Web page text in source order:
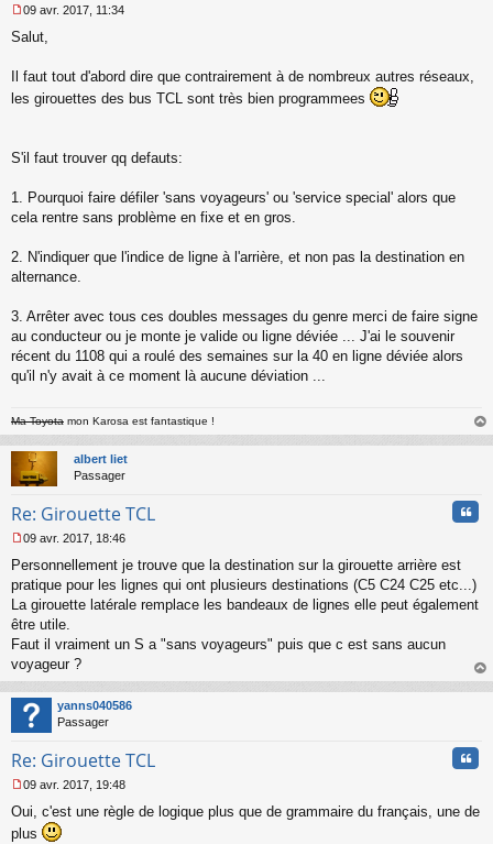
e
s
g
o
u
09 avr. 2017, 11:34
Salut,
Il faut tout d'abord dire que contrairement à de nombreux autres réseaux,
les girouettes des bus TCL sont très bien programmees
S'il faut trouver qq defauts:
1. Pourquoi faire défiler 'sans voyageurs' ou 'service special' alors que
cela rentre sans problème en fixe et en gros.
2. N'indiquer que l'indice de ligne à l'arrière, et non pas la destination en
alternance.
3. Arrêter avec tous ces doubles messages du genre merci de faire signe
au conducteur ou je monte je valide ou ligne déviée ... J'ai le souvenir
récent du 1108 qui a roulé des semaines sur la 40 en ligne déviée alors
qu'il n'y avait à ce moment là aucune déviation ...
Ma Toyota mon Karosa est fantastique !
au
albert liet
Passager
Re: Girouette TCL
e
s
s
g
e
n
o
n
l
u
09 avr. 2017, 18:46
Personnellement je trouve que la destination sur la girouette arrière est
pratique pour les lignes qui ont plusieurs destinations (C5 C24 C25 etc...)
La girouette latérale remplace les bandeaux de lignes elle peut également
être utile.
Faut il vraiment un S a "sans voyageurs" puis que c est sans aucun
voyageur ?
au
yanns040586
Passager
Re: Girouette TCL
e
s
09 avr. 2017, 19:48
Oui, c'est une règle de logique plus que de grammaire du français, une de
plus